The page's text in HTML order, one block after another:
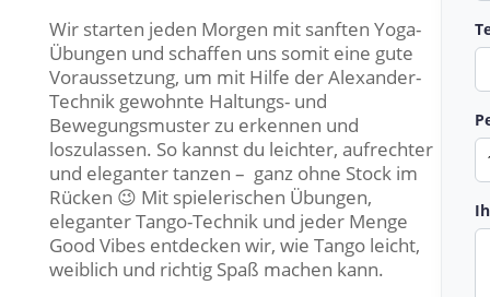
Wir starten jeden Morgen mit sanften Yoga-
Übungen und schaffen uns somit eine gute
Voraussetzung, um mit Hilfe der Alexander-
Technik gewohnte Haltungs- und
Bewegungsmuster zu erkennen und
loszulassen. So kannst du leichter, aufrechter
und eleganter tanzen – ganz ohne Stock im
Rücken 😉 Mit spielerischen Übungen,
eleganter Tango-Technik und jeder Menge
Good Vibes entdecken wir, wie Tango leicht,
weiblich und richtig Spaß machen kann.